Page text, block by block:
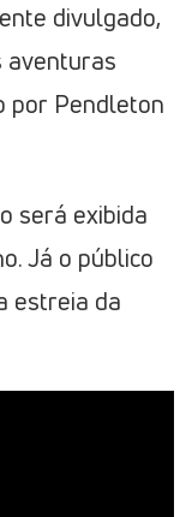
divulgado,
aventuras
por Pendleton
será exibida
Já o público
estreia da